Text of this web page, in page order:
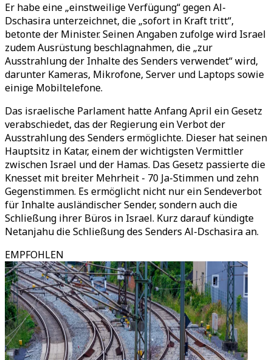
Er habe eine „einstweilige Verfügung“ gegen Al-
Dschasira unterzeichnet, die „sofort in Kraft tritt“,
betonte der Minister. Seinen Angaben zufolge wird Israel
zudem Ausrüstung beschlagnahmen, die „zur
Ausstrahlung der Inhalte des Senders verwendet“ wird,
darunter Kameras, Mikrofone, Server und Laptops sowie
einige Mobiltelefone.
Das israelische Parlament hatte Anfang April ein Gesetz
verabschiedet, das der Regierung ein Verbot der
Ausstrahlung des Senders ermöglichte. Dieser hat seinen
Hauptsitz in Katar, einem der wichtigsten Vermittler
zwischen Israel und der Hamas. Das Gesetz passierte die
Knesset mit breiter Mehrheit - 70 Ja-Stimmen und zehn
Gegenstimmen. Es ermöglicht nicht nur ein Sendeverbot
für Inhalte ausländischer Sender, sondern auch die
Schließung ihrer Büros in Israel. Kurz darauf kündigte
Netanjahu die Schließung des Senders Al-Dschasira an.
EMPFOHLEN